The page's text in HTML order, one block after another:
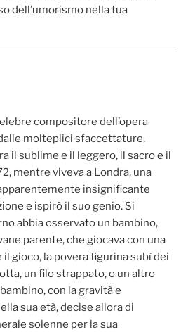
dell’umorismo nella tua
compositore dell’opera
molteplici sfaccettature,
il sublime e il leggero, il sacro e il
mentre viveva a Londra, una
insignificante
e ispirò il suo genio. Si
abbia osservato un bambino,
parente, che giocava con una
gioco, la povera figurina subì dei
un filo strappato, o un altro
con la gravità e
sua età, decise allora di
solenne per la sua